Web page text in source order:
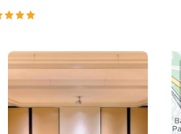
25 fotók megtekintése